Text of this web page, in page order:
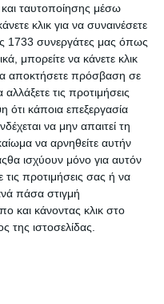
ταυτοποίησης μέσω
κλικ για να συναινέσετε
1733 συνεργάτες μας όπως
μπορείτε να κάνετε κλικ
αποκτήσετε πρόσβαση σε
τις προτιμήσεις
ότι κάποια επεξεργασία
να μην απαιτεί τη
να αρνηθείτε αυτήν
ισχύουν μόνο για αυτόν
προτιμήσεις σας ή να
πάσα στιγμή
και κάνοντας κλικ στο
ιστοσελίδας.
Μπάλες pompons wool
Folia Pastell 24τεμ. 30mm
50242
Διαθέσιμο
4,45€